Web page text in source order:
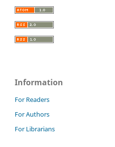
Information
For Readers
For Authors
For Librarians